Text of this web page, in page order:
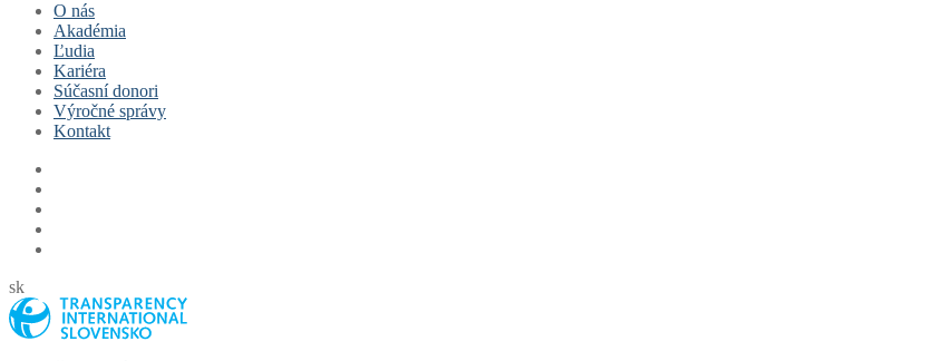
O nás
Akadémia
Ľudia
Kariéra
Súčasní donori
Výročné správy
Kontakt
sk